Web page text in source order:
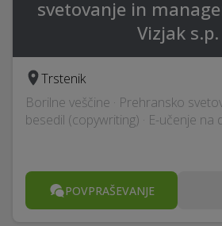
svetovanje in
Vizjak s.p.
Trstenik
Borilne veščine · Prehransko
besedil (copywriting) · E-učenje na
POVPRAŠEVANJE